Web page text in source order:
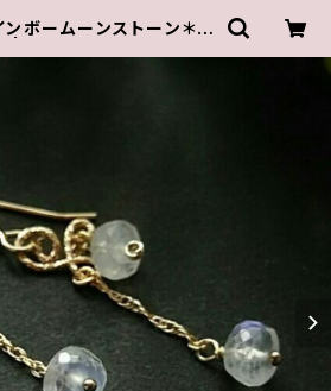
ボームーンストーン＊ピ